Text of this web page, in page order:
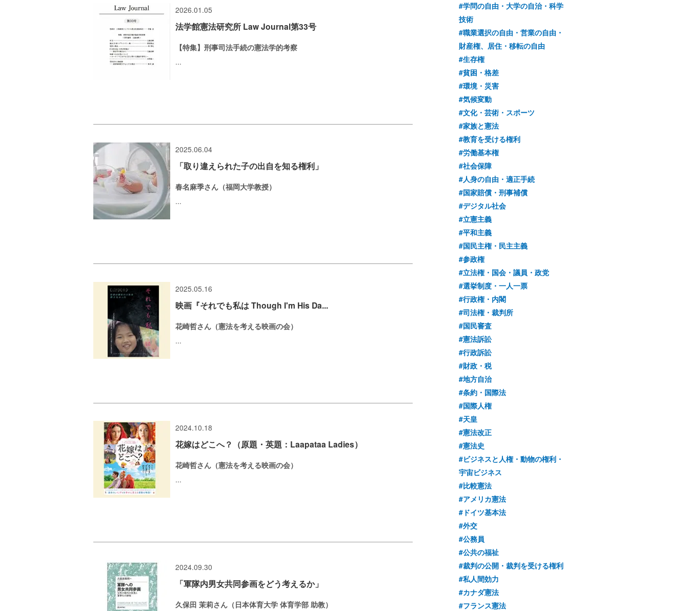
2026.01.05
法学館憲法研究所 Law Journal第33号
【特集】刑事司法手続の憲法学的考察
...
2025.06.04
「取り違えられた子の出自を知る権利」
春名麻季さん（福岡大学教授）
...
2025.05.16
映画『それでも私は Though I'm His Da...
花崎哲さん（憲法を考える映画の会）
...
2024.10.18
花嫁はどこへ？（原題・英題：Laapataa Ladies）
花崎哲さん（憲法を考える映画の会）
...
2024.09.30
「軍隊内男女共同参画をどう考えるか」
久保田 茉莉さん（日本体育大学 体育学部 助教）
#学問の自由・大学の自治・科学
技術
#職業選択の自由・営業の自由・
財産権、居住・移転の自由
#生存権
#貧困・格差
#環境・災害
#気候変動
#文化・芸術・スポーツ
#家族と憲法
#教育を受ける権利
#労働基本権
#社会保障
#人身の自由・適正手続
#国家賠償・刑事補償
#デジタル社会
#立憲主義
#平和主義
#国民主権・民主主義
#参政権
#立法権・国会・議員・政党
#選挙制度・一人一票
#行政権・内閣
#司法権・裁判所
#国民審査
#憲法訴訟
#行政訴訟
#財政・税
#地方自治
#条約・国際法
#国際人権
#天皇
#憲法改正
#憲法史
#ビジネスと人権・動物の権利・
宇宙ビジネス
#比較憲法
#アメリカ憲法
#ドイツ基本法
#外交
#公務員
#公共の福祉
#裁判の公開・裁判を受ける権利
#私人間効力
#カナダ憲法
#フランス憲法